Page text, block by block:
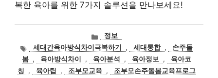
복한 육아를 위한 7가지 솔루션을 만나보세요!
카
테
고
리
정보
태세대간육아방식차이극복하기 , 세대통합 ,
손주돌
봄 , 육아방식차이 , 육아분석 , 육아정보 ,
육아코
칭
, 육아팁 , 조부모교육 ,
조부모손주돌봄교육프로그